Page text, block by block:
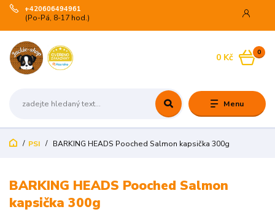
Menu
+420606494961
(Po-Pá, 8-17 hod.)
0
0 Kč
PSI BARKING HEADS Pooched Salmon kapsička 300g
BARKING HEADS Pooched Salmon
kapsička 300g